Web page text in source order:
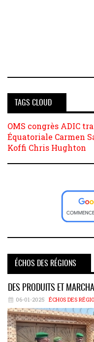
TAGS CLOUD
OMS congrès ADIC
Équatoriale Carmen
Koffi Chris Hughton
ÉCHOS DES RÉGIONS
DES PRODUITS ET
06-01-2025 ÉCHOS DES